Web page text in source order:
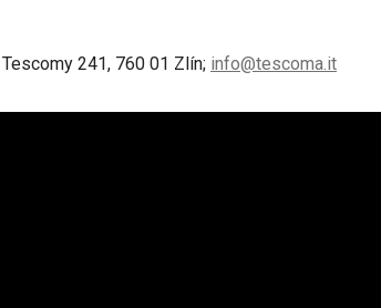
Tescomy 241, 760 01 Zlín; info@tescoma.it